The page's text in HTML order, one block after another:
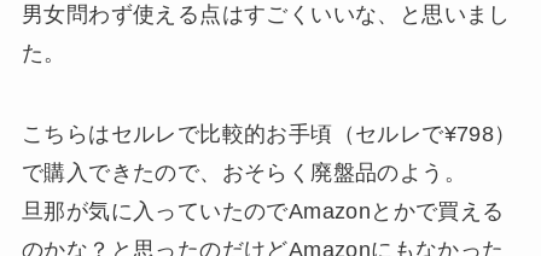
男女問わず使える点はすごくいいな、と思いまし
た。
こちらはセルレで比較的お手頃（セルレで¥798）
で購入できたので、おそらく廃盤品のよう。
旦那が気に入っていたのでAmazonとかで買える
のかな？と思ったのだけどAmazonにもなかった